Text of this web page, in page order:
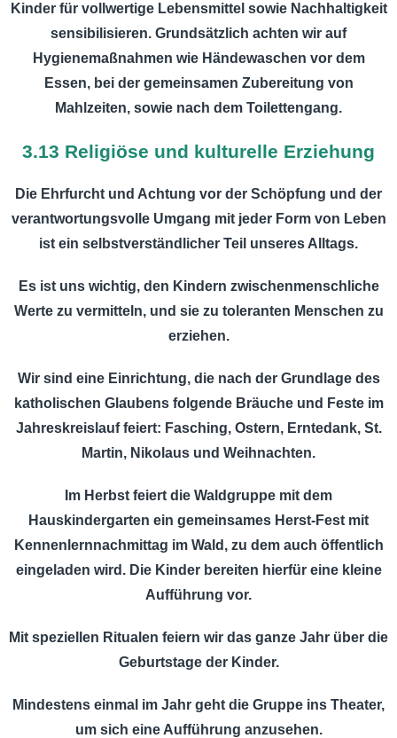
Kinder für vollwertige Lebensmittel sowie Nachhaltigkeit
sensibilisieren. Grundsätzlich achten wir auf
Hygienemaßnahmen wie Händewaschen vor dem
Essen, bei der gemeinsamen Zubereitung von
Mahlzeiten, sowie nach dem Toilettengang.
3.13 Religiöse und kulturelle Erziehung
Die Ehrfurcht und Achtung vor der Schöpfung und der
verantwortungsvolle Umgang mit jeder Form von Leben
ist ein selbstverständlicher Teil unseres Alltags.
Es ist uns wichtig, den Kindern zwischenmenschliche
Werte zu vermitteln, und sie zu toleranten Menschen zu
erziehen.
Wir sind eine Einrichtung, die nach der Grundlage des
katholischen Glaubens folgende Bräuche und Feste im
Jahreskreislauf feiert: Fasching, Ostern, Erntedank, St.
Martin, Nikolaus und Weihnachten.
Im Herbst feiert die Waldgruppe mit dem
Hauskindergarten ein gemeinsames Herst-Fest mit
Kennenlernnachmittag im Wald, zu dem auch öffentlich
eingeladen wird. Die Kinder bereiten hierfür eine kleine
Aufführung vor.
Mit speziellen Ritualen feiern wir das ganze Jahr über die
Geburtstage der Kinder.
Mindestens einmal im Jahr geht die Gruppe ins Theater,
um sich eine Aufführung anzusehen.